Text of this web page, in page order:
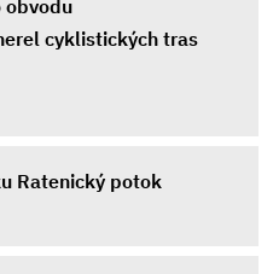
obvodu
cyklistických tras
Ratenický potok